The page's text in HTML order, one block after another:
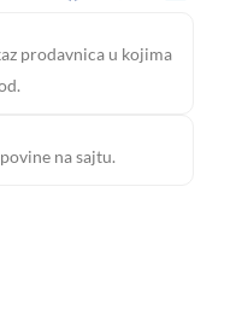
prodavnica u kojima
na sajtu.